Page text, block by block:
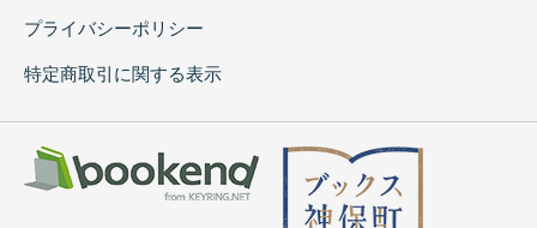
プライバシーポリシー
特定商取引に関する表示